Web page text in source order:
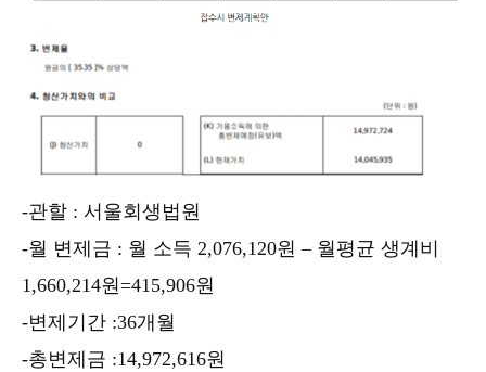
-관할 : 서울회생법원
-월 변제금 : 월 소득 2,076,120원 – 월평균 생계비
1,660,214원=415,906원
-변제기간 :36개월
-총변제금 :14,972,616원